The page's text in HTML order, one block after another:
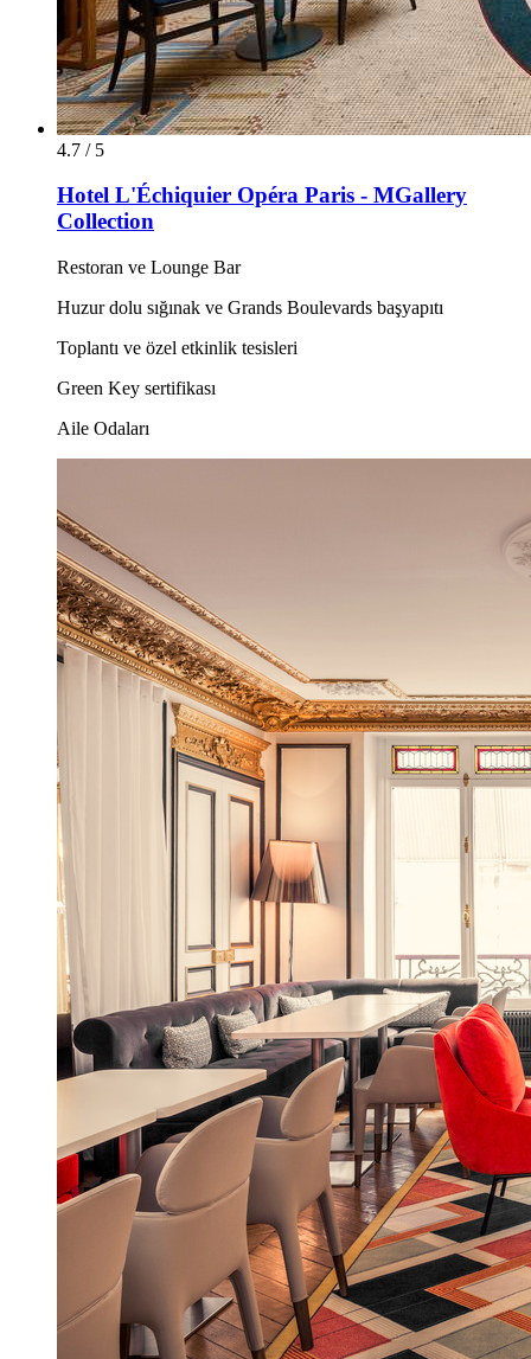
4.7 / 5
Hotel L'Échiquier Opéra Paris - MGallery
Collection
Restoran ve Lounge Bar
Huzur dolu sığınak ve Grands Boulevards başyapıtı
Toplantı ve özel etkinlik tesisleri
Green Key sertifikası
Aile Odaları